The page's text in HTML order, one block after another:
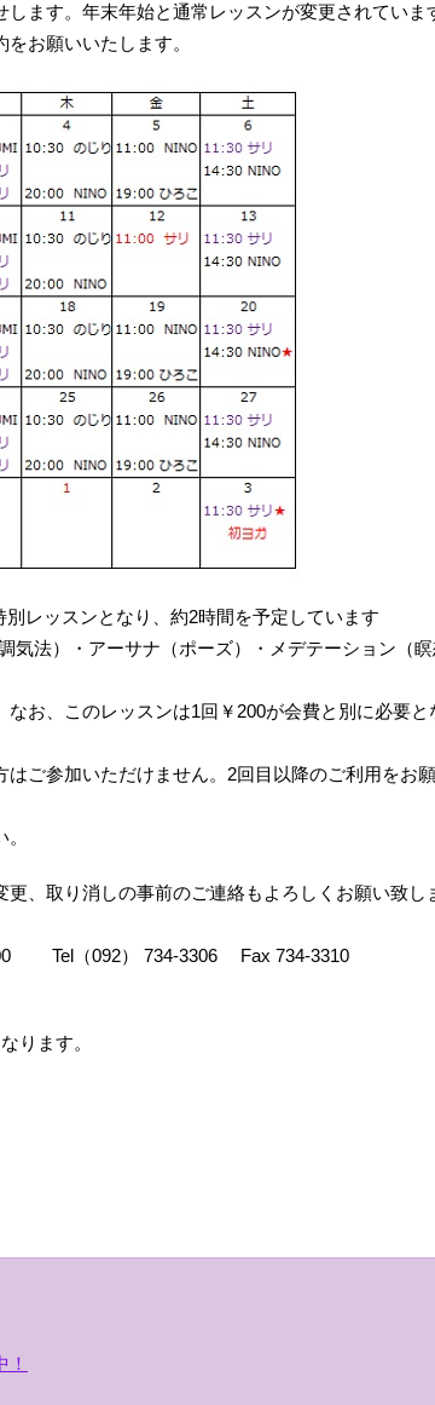
ます。年末年始と通常レッスンが変更されていま
お願いいたします。
レッスンとなり、約2時間を予定しています
気法）・アーサナ（ポーズ）・メデテーション（瞑
お、このレッスンは1回￥200が会費と別に必要と
ご参加いただけません。2回目以降のご利用をお
、取り消しの事前のご連絡もよろしくお願い致し
Tel（092） 734-3306 Fax 734-3310
ります。